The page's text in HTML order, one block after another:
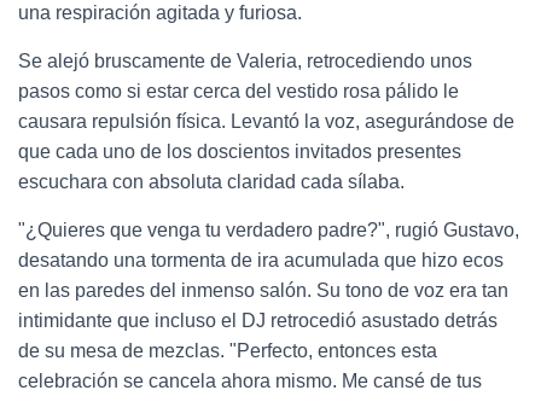
una respiración agitada y furiosa.
Se alejó bruscamente de Valeria, retrocediendo unos
pasos como si estar cerca del vestido rosa pálido le
causara repulsión física. Levantó la voz, asegurándose de
que cada uno de los doscientos invitados presentes
escuchara con absoluta claridad cada sílaba.
"¿Quieres que venga tu verdadero padre?", rugió Gustavo,
desatando una tormenta de ira acumulada que hizo ecos
en las paredes del inmenso salón. Su tono de voz era tan
intimidante que incluso el DJ retrocedió asustado detrás
de su mesa de mezclas. "Perfecto, entonces esta
celebración se cancela ahora mismo. Me cansé de tus